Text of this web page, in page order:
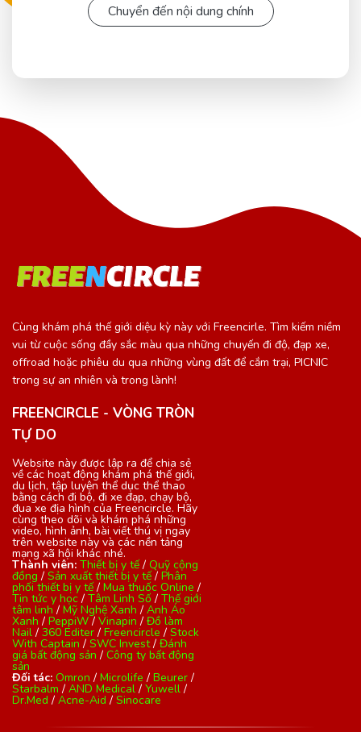
Chuyển đến nội dung chính
Cùng khám phá thế giới diệu kỳ này với Freencirle. Tìm kiếm niềm
vui từ cuộc sống đầy sắc màu qua những chuyến đi độ, đạp xe,
offroad hoặc phiêu du qua những vùng đất để cắm trại, PICNIC
trong sự an nhiên và trong lành!
FREENCIRCLE - VÒNG TRÒN
TỰ DO
Website này được lập ra để chia sẻ
về các hoạt động khám phá thế giới,
du lịch, tập luyện thể dục thể thao
bằng cách đi bộ, đi xe đạp, chạy bộ,
đua xe địa hình của Freencircle. Hãy
cùng theo dõi và khám phá những
video, hình ảnh, bài viết thú vị ngay
trên website này và các nền tảng
mạng xã hội khác nhé.
Thành viên: Thiết bị y tế / Quỹ cộng
đồng / Sản xuất thiết bị y tế / Phân
phối thiết bị y tế / Mua thuốc Online /
Tin tức y học / Tâm Linh Số / Thế giới
tâm linh/ Mỹ Nghệ Xanh / Anh Áo
Xanh / PeppiW/ Vinapin / Đồ làm
Nail / 360 Editer / Freencircle / Stock
With Captain / SWC Invest/ Đánh
giá bất động sản / Công ty bất động
sản
Đối tác: Omron / Microlife / Beurer /
Starbalm / AND Medical / Yuwell /
Dr.Med / Acne-Aid / Sinocare